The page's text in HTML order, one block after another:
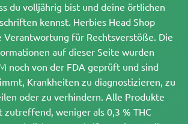
du volljährig bist und deine örtlichen
kennst. Herbies Head Shop
für Rechtsverstöße. Die
auf dieser Seite wurden
noch von der FDA geprüft und sind
Krankheiten zu diagnostizieren, zu
oder zu verhindern. Alle Produkte
weniger als 0,3 % THC